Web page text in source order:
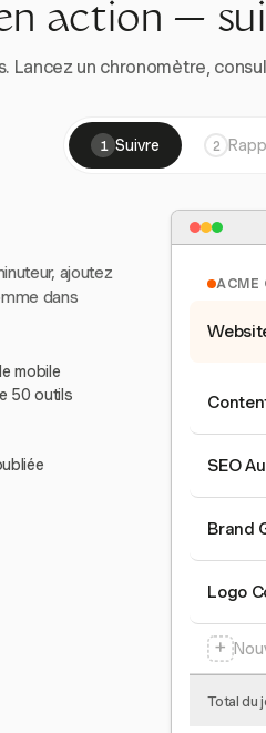
action —
Lancez un chronomètre,
1 Suivre 2
ajoutez
dans
mobile
50 outils
ACME
SEO
Brand
Logo
+
Total du